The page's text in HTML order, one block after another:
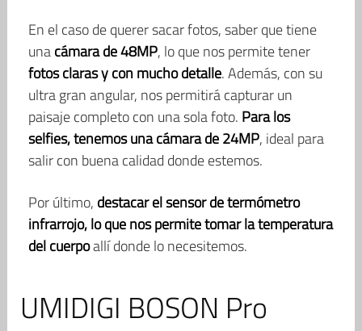
En el caso de querer sacar fotos, saber que tiene
unacámara de 48MP, lo que nos permite tener
fotos claras y con mucho detalle. Además, con su
ultra gran angular, nos permitirá capturar un
paisaje completo con una sola foto. Para los
selfies, tenemos una cámara de 24MP, ideal para
salir con buena calidad donde estemos.
Por último, destacar el sensor de termómetro
infrarrojo, lo que nos permite tomar la temperatura
del cuerpoallí donde lo necesitemos.
UMIDIGI BOSON Pro